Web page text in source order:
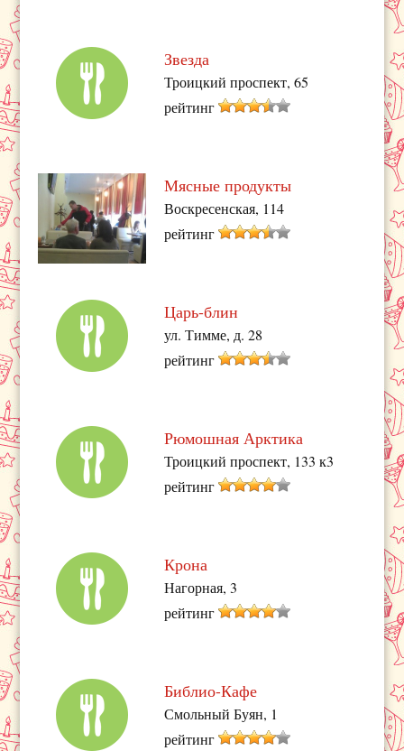
Звезда
Троицкий проспект, 65
рейтинг
Мясные продукты
Воскресенская, 114
рейтинг
Царь-блин
ул. Тимме, д. 28
рейтинг
Рюмошная Арктика
Троицкий проспект, 133 к3
рейтинг
Крона
Нагорная, 3
рейтинг
Библио-Кафе
Смольный Буян, 1
рейтинг